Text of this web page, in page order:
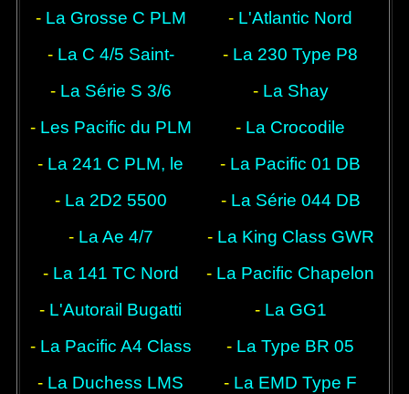
- La Grosse C PLM - L'Atlantic Nord
- La C 4/5 Saint-
Gothard
- La 230 Type P8
- La Série S 3/6 - La Shay
- Les Pacific du PLM - La Crocodile
- La 241 C PLM, le
Cigare
- La Pacific 01 DB
- La 2D2 5500 - La Série 044 DB
- La Ae 4/7 - La King Class GWR
- La 141 TC Nord - La Pacific Chapelon
Nord
- L'Autorail Bugatti - La GG1
- La Pacific A4 Class - La Type BR 05
- La Duchess LMS - La EMD Type F